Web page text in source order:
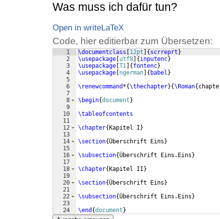
Was muss ich dafür tun?
Open in writeLaTeX
Code, hier editierbar zum Übersetzen:
1
2
3
4
5
6
7
8
9
10
11
12
13
14
15
16
17
18
19
20
21
22
23
24
\documentclass 12pt { scrreprt }
\usepackage utf8 { inputenc}
\usepackage T1 { fontenc}
\usepackage ngerman { babel }
\renewcommand *{\thechapter}{\Roman{
\begin{document }
\tableofcontents
\chapter{ Kapitel I }
\section{Überschrift Eins }
\subsection{Überschrift Eins.Eins }
\chapter{ Kapitel II }
\section{Überschrift Eins }
\subsection{Überschrift Eins.Eins }
\end {document }